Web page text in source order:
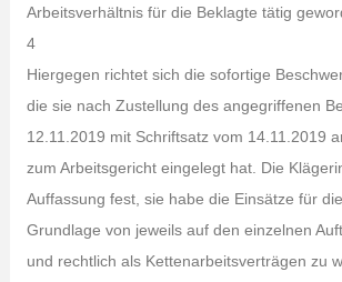
Arbeitsverhältnis für die Beklagte tätig
4
Hiergegen richtet sich die sofortige
die sie nach Zustellung des angegriffenen
12.11.2019 mit Schriftsatz vom 14.11.2019
zum Arbeitsgericht eingelegt hat. Die
Auffassung fest, sie habe die Einsätze für
Grundlage von jeweils auf den einzelnen
und rechtlich als Kettenarbeitsverträgen zu